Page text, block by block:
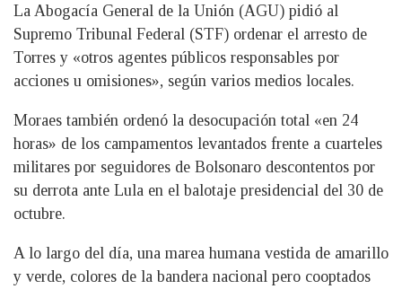
La Abogacía General de la Unión (AGU) pidió al
Supremo Tribunal Federal (STF) ordenar el arresto de
Torres y «otros agentes públicos responsables por
acciones u omisiones», según varios medios locales.
Moraes también ordenó la desocupación total «en 24
horas» de los campamentos levantados frente a cuarteles
militares por seguidores de Bolsonaro descontentos por
su derrota ante Lula en el balotaje presidencial del 30 de
octubre.
A lo largo del día, una marea humana vestida de amarillo
y verde, colores de la bandera nacional pero cooptados